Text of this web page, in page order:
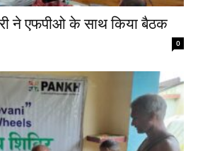
ने एफपीओ के साथ किया बैठक
0